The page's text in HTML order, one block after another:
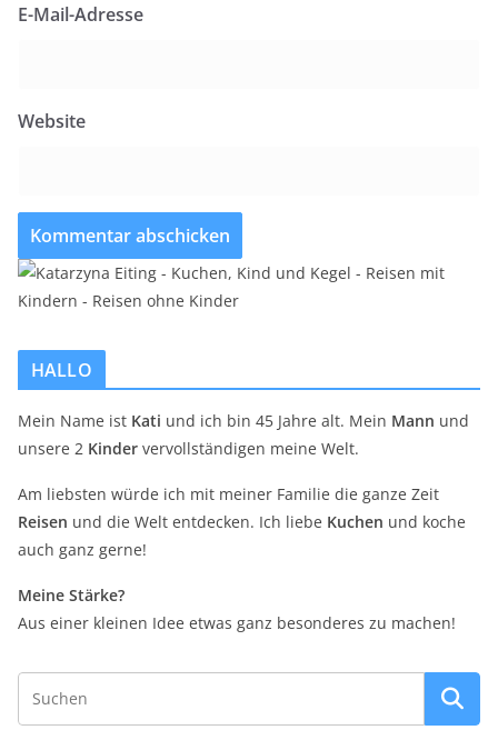
E-Mail-Adresse
Website
HALLO
Mein Name ist Kati und ich bin 45 Jahre alt. Mein Mann und
unsere 2 Kinder vervollständigen meine Welt.
Am liebsten würde ich mit meiner Familie die ganze Zeit
Reisen und die Welt entdecken. Ich liebe Kuchen und koche
auch ganz gerne!
Meine Stärke?
Aus einer kleinen Idee etwas ganz besonderes zu machen!